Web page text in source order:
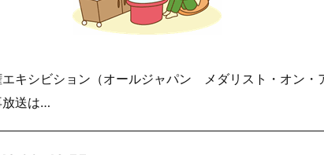
キシビション（オールジャパン メダリスト・オン・
放送は…